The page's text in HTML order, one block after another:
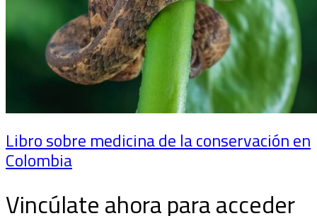
Libro sobre medicina de la conservación en
Colombia
Vincúlate ahora para acceder